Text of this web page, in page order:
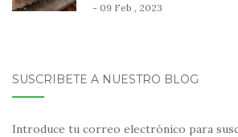
- 09 Feb , 2023
SUSCRÍBETE A NUESTRO BLOG
Introduce tu correo electrónico para